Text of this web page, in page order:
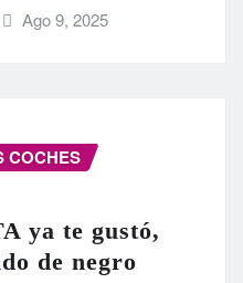
Ago 9, 2025
COCHES
ya te gustó,
de negro